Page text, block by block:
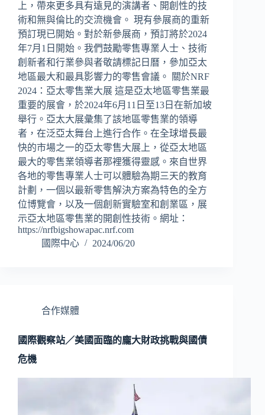
上，帶來更多具有遠見的演講者、開創性的技
術和無與倫比的交流機會。 現有參展商的重新
預訂現已開始。對於新參展商，預訂將於2024
年7月1日開始。我們鼓勵零售專業人士、技術
創新者和行業參與者敬請標記日曆，參加亞太
地區最大和最具影響力的零售會議。 關於NRF
2024：亞太零售業大展 這是亞太地區零售業最
重要的展會，於2024年6月11日至13日在新加坡
舉行。亞太大展彙集了該地區零售業的領導
者，在泛亞太舞台上進行合作。在全球增長最
快的市場之一的亞太零售大展上，從亞太地區
最大的零售業領導者那裡獲得靈感。來自世界
各地的零售專業人士可以體驗為期三天的教育
計劃，一個以最新零售解決方案為特色的全方
位博覽會，以及一個創新實驗室和創業區，展
示亞太地區零售業的開創性技術。網址：
https://nrfbigshowapac.nrf.com
國際中心
2024/06/20
合作媒體
國際觀察站／美國面臨的龐大財政挑戰與國債
危機